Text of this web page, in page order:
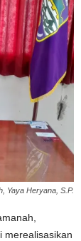
Yaya Heryana, S.P.
merealisasikan